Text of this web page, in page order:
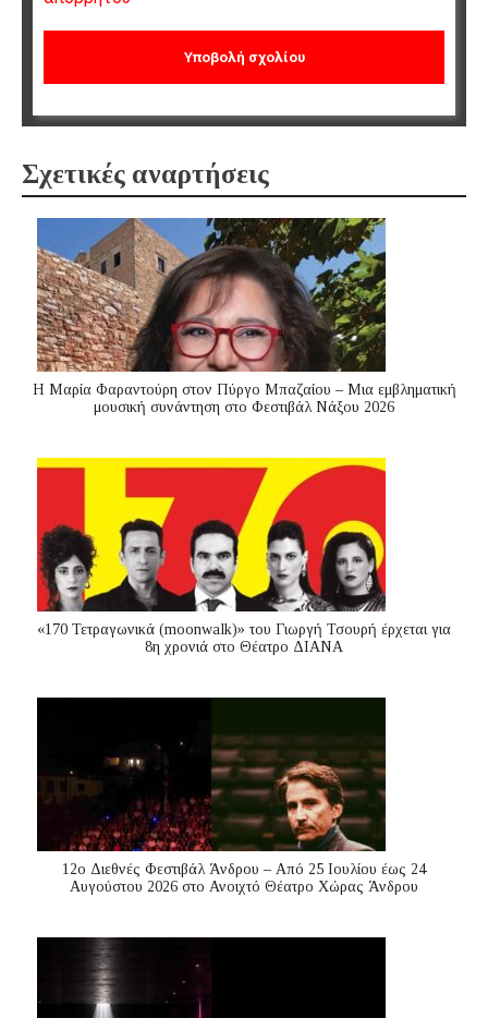
Σχετικές αναρτήσεις
Η Μαρία Φαραντούρη στον Πύργο Μπαζαίου – Μια εμβληματική
μουσική συνάντηση στο Φεστιβάλ Νάξου 2026
«170 Τετραγωνικά (moonwalk)» του Γιωργή Τσουρή έρχεται για
8η χρονιά στο Θέατρο ΔΙΑΝΑ
12ο Διεθνές Φεστιβάλ Άνδρου – Από 25 Ιουλίου έως 24
Αυγούστου 2026 στο Ανοιχτό Θέατρο Χώρας Άνδρου